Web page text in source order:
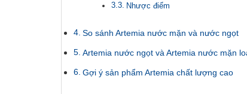
Nhược điểm
So sánh Artemia nước mặn và nước ngọt
Artemia nước ngọt và Artemia nước mặn
Gợi ý sản phẩm Artemia chất lượng cao